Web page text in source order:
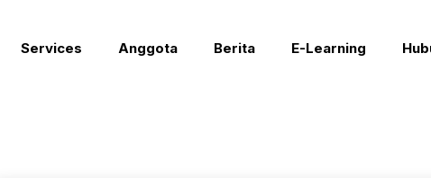
Services Anggota Berita E-Learning